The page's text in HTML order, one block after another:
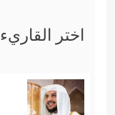
اختر القاريء